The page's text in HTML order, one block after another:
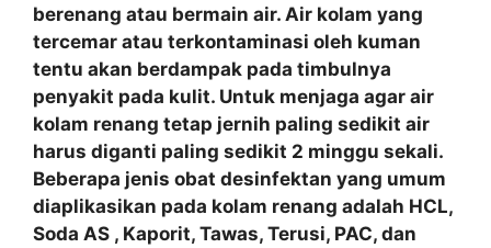
berenang atau bermain air. Air kolam yang
tercemar atau terkontaminasi oleh kuman
tentu akan berdampak pada timbulnya
penyakit pada kulit. Untuk menjaga agar air
kolam renang tetap jernih paling sedikit air
harus diganti paling sedikit 2 minggu sekali.
Beberapa jenis obat desinfektan yang umum
diaplikasikan pada kolam renang adalah HCL,
Soda AS , Kaporit, Tawas, Terusi, PAC, dan